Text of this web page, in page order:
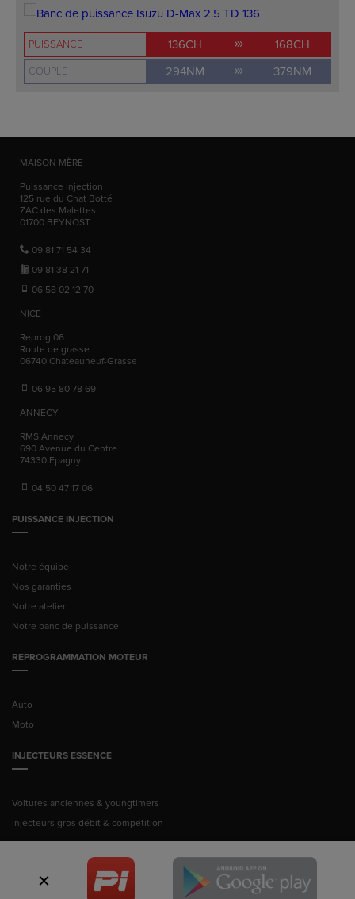
PUISSANCE 136CH 168CH
COUPLE 294NM 379NM
MAISON MÈRE
Puissance Injection
125 rue du Chat Botté
ZAC des Malettes
01700 BEYNOST
09 81 71 54 34
09 81 38 21 71
06 58 02 12 70
NICE
Reprog 06
Route de grasse
06740 Chateauneuf-Grasse
06 95 80 78 69
ANNECY
RMS Annecy
690 Avenue du Centre
74330 Epagny
04 50 47 17 06
PUISSANCE INJECTION
Notre équipe
Nos garanties
Notre atelier
Notre banc de puissance
REPROGRAMMATION MOTEUR
Auto
Moto
INJECTEURS ESSENCE
Voitures anciennes & youngtimers
Injecteurs gros débit & compétition
© Pussance Injection 2026 - Mentions légales
ITALIAN TECHNOLOGY